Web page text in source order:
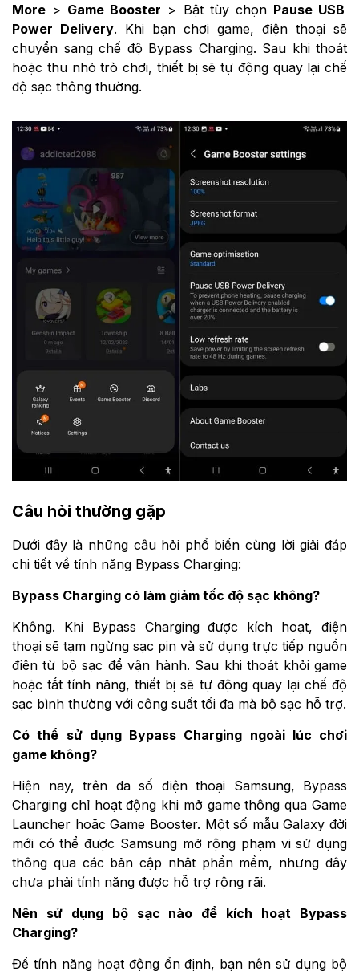
More > Game Booster > Bật tùy chọn Pause USB
Power Delivery. Khi bạn chơi game, điện thoại sẽ
chuyển sang chế độ Bypass Charging. Sau khi thoát
hoặc thu nhỏ trò chơi, thiết bị sẽ tự động quay lại chế
độ sạc thông thường.
Câu hỏi thường gặp
Dưới đây là những câu hỏi phổ biến cùng lời giải đáp
chi tiết về tính năng Bypass Charging:
Bypass Charging có làm giảm tốc độ sạc không?
Không. Khi Bypass Charging được kích hoạt, điện
thoại sẽ tạm ngừng sạc pin và sử dụng trực tiếp nguồn
điện từ bộ sạc để vận hành. Sau khi thoát khỏi game
hoặc tắt tính năng, thiết bị sẽ tự động quay lại chế độ
sạc bình thường với công suất tối đa mà bộ sạc hỗ trợ.
Có thể sử dụng Bypass Charging ngoài lúc chơi
game không?
Hiện nay, trên đa số điện thoại Samsung, Bypass
Charging chỉ hoạt động khi mở game thông qua Game
Launcher hoặc Game Booster. Một số mẫu Galaxy đời
mới có thể được Samsung mở rộng phạm vi sử dụng
thông qua các bản cập nhật phần mềm, nhưng đây
chưa phải tính năng được hỗ trợ rộng rãi.
Nên sử dụng bộ sạc nào để kích hoạt Bypass
Charging?
Để tính năng hoạt động ổn định, bạn nên sử dụng bộ